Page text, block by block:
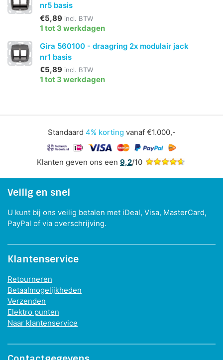
nr5 basis
€5,89 incl. BTW
1 tot 3 werkdagen
Gira 560100 - draagring 2x modulair jack
nr1 basis
€5,89 incl. BTW
1 tot 3 werkdagen
Standaard 4% korting vanaf €1.000,-
Klanten geven ons een 9,2/10
Veilig en snel
U kunt bij ons veilig betalen met iDeal, Visa, MasterCard,
PayPal of via overschrijving.
Klantenservice
Retourneren
Betaalmogelijkheden
Verzenden
Elektro punten
Naar klantenservice